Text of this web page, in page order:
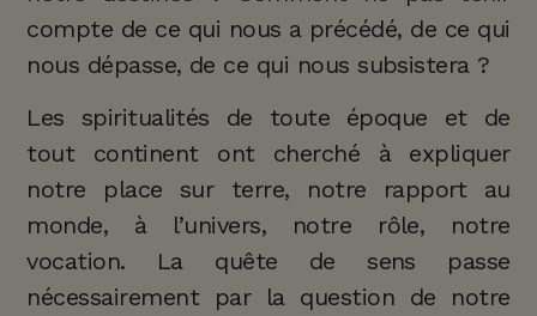
compte de ce qui nous a précédé, de ce qui
nous dépasse, de ce qui nous subsistera ?
Les spiritualités de toute époque et de
tout continent ont cherché à expliquer
notre place sur terre, notre rapport au
monde, à l’univers, notre rôle, notre
vocation. La quête de sens passe
nécessairement par la question de notre